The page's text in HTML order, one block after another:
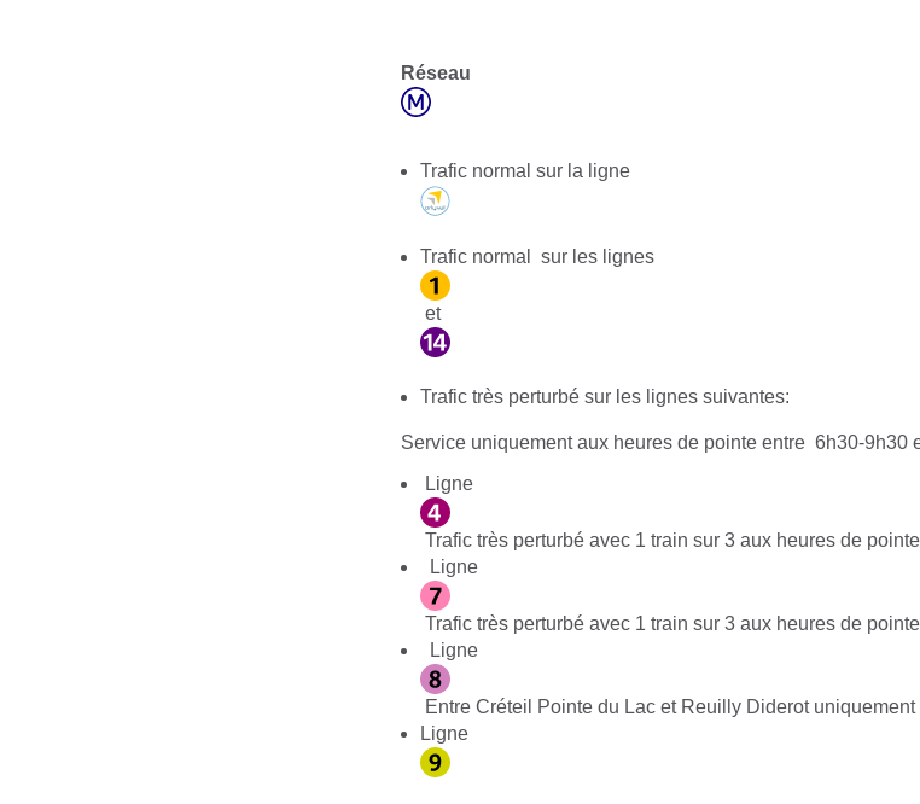
Réseau
Trafic normal sur la ligne
Trafic normal sur les lignes
et
Trafic très perturbé sur les lignes suivantes:
Service uniquement aux heures de pointe entre 6h30-9h30
Ligne
Trafic très perturbé avec 1 train sur 3 aux heures de
Ligne
Trafic très perturbé avec 1 train sur 3 aux heures de
Ligne
Entre Créteil Pointe du Lac et Reuilly Diderot uniquement
Ligne